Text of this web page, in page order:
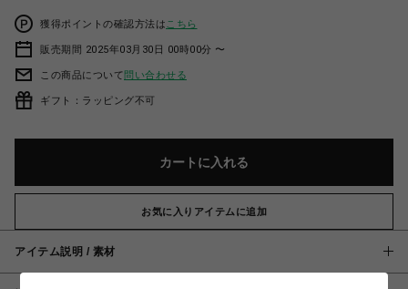
獲得ポイントの確認方法は こちら
販売期間 2025年03月30日 00時00分 〜
この商品について問い合わせる
ギフト：ラッピング不可
カートに入れる
お気に入りアイテムに追加
アイテム説明 / 素材